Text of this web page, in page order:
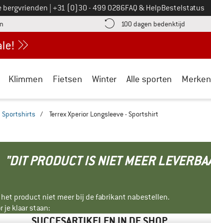
bergvrienden Bel ons op
+31 (0)30 - 499 0286FAQ & HelpBestelstatus
vind de betalingsinformatie hier! Opent in een infovak
100 dagen bedenktijd Vind
Klimmen Fietsen Winter Alle sporten Merken
Sportshirts / Terrex Xperior Longsleeve - Sportshirt
"DIT PRODUCT IS NIET MEER
product niet meer bij de fabrikant nabestellen.
je klaar staan: